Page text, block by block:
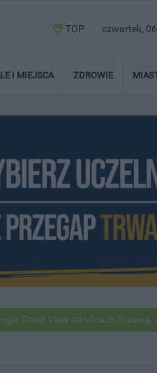
TOP czwartek,
I MIEJSCA ZDROWIE
Street View na ulicach Tczewa.